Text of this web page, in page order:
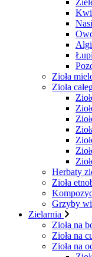
Zioła
Zioła
Herbaty
Zioła
Grzyby
Zielarnia
Zioła na
Zioła na
Zioła na